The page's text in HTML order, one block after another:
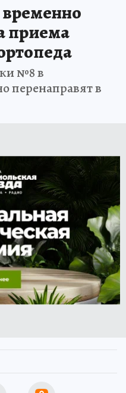
приема
№8 в
перенаправят в